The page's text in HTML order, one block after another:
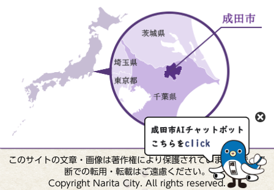
このサイトの文章・画像は著作権により保護されていますので、無
断での転用・転載はご遠慮ください。
Copyright Narita City. All rights reserved.